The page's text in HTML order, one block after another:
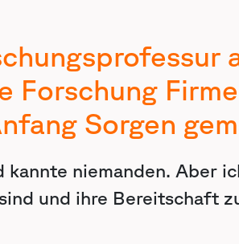
Forschung
Sorgen
kannte niemanden. Aber
und ihre Bereitschaft